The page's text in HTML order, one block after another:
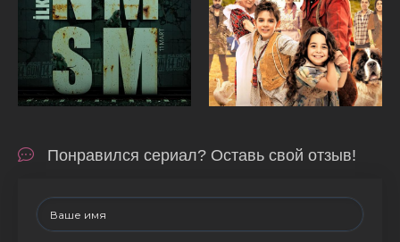
Понравился сериал? Оставь свой отзыв!